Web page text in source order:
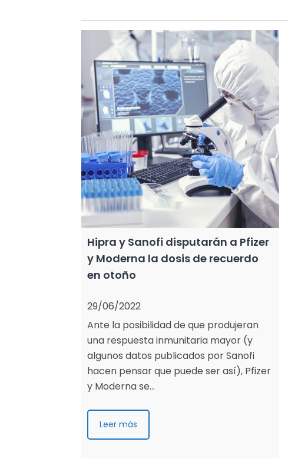
Hipra y Sanofi disputarán a Pfizer
y Moderna la dosis de recuerdo
en otoño
29/06/2022
Ante la posibilidad de que produjeran
una respuesta inmunitaria mayor (y
algunos datos publicados por Sanofi
hacen pensar que puede ser así), Pfizer
y Moderna se…
Leer más